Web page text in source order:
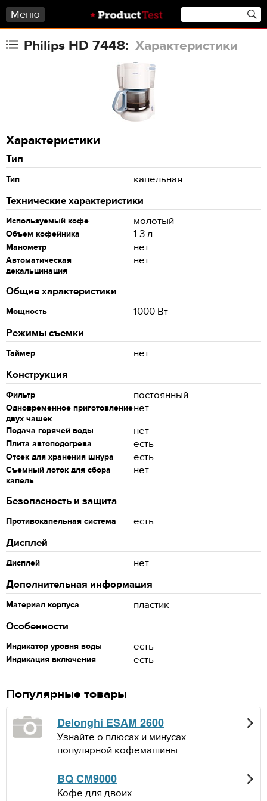
Меню
Philips HD 7448: Характеристики
Характеристики
Тип
Тип
капельная
Технические характеристики
Используемый кофе молотый
Объем кофейника 1.3 л
Манометр нет
Автоматическая
декальцинация
нет
Общие характеристики
Мощность
1000 Вт
Режимы съемки
Таймер
нет
Конструкция
Фильтр постоянный
Одновременное приготовление
двух чашек
нет
Подача горячей воды нет
Плита автоподогрева есть
Отсек для хранения шнура есть
Съемный лоток для сбора
капель
нет
Безопасность и защита
Противокапельная система
есть
Дисплей
Дисплей
нет
Дополнительная информация
Материал корпуса
пластик
Особенности
Индикатор уровня воды есть
Индикация включения есть
Популярные товары
Delonghi ESAM 2600
Узнайте о плюсах и минусах
популярной кофемашины.
BQ CM9000
Кофе для двоих